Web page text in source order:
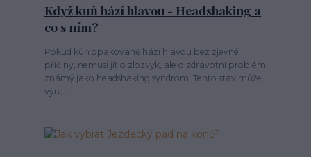
Když kůň hází hlavou - Headshaking a
co s ním?
Pokud kůň opakovaně hází hlavou bez zjevné
příčiny, nemusí jít o zlozvyk, ale o zdravotní problém
známý jako headshaking syndrom. Tento stav může
výra...